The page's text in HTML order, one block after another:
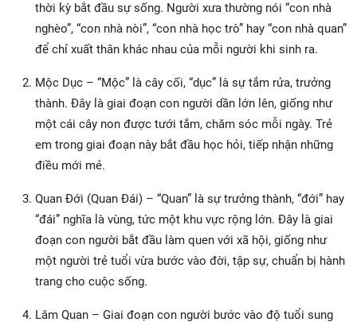
thời kỳ bắt đầu sự sống. Người xưa thường nói “con nhà
nghèo”, “con nhà nòi”, “con nhà học trò” hay “con nhà quan”
để chỉ xuất thân khác nhau của mỗi người khi sinh ra.
Mộc Dục – “Mộc” là cây cối, “dục” là sự tắm rửa, trưởng
thành. Đây là giai đoạn con người dần lớn lên, giống như
một cái cây non được tưới tắm, chăm sóc mỗi ngày. Trẻ
em trong giai đoạn này bắt đầu học hỏi, tiếp nhận những
điều mới mẻ.
Quan Đới (Quan Đái) – “Quan” là sự trưởng thành, “đới” hay
“đái” nghĩa là vùng, tức một khu vực rộng lớn. Đây là giai
đoạn con người bắt đầu làm quen với xã hội, giống như
một người trẻ tuổi vừa bước vào đời, tập sự, chuẩn bị hành
trang cho cuộc sống.
Lâm Quan – Giai đoạn con người bước vào độ tuổi sung